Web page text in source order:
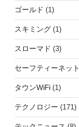
ゴールド (1)
スキミング (1)
スローマド (3)
セーフティーネット
タウンWiFi (1)
テクノロジー (171)